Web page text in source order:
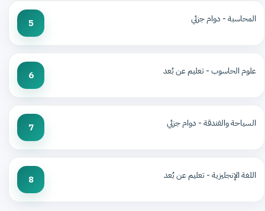
المحاسبة - دوام جزئي 5
علوم الحاسوب - تعليم عن بُعد 6
السياحة والفندقة - دوام جزئي 7
اللغة الإنجليزية - تعليم عن بُعد 8